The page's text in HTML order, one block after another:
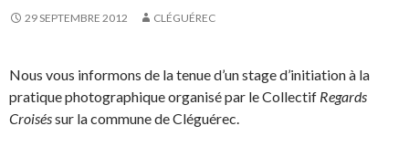
29 SEPTEMBRE 2012 CLÉGUÉREC
Nous vous informons de la tenue d’un stage d’initiation à la
pratique photographique organisé par le Collectif Regards
Croiséssur la commune de Cléguérec.